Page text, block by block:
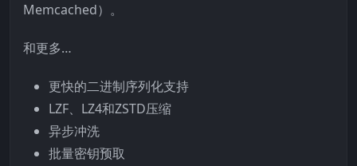
Memcached）。
和更多…
更快的二进制序列化支持
LZF、LZ4和ZSTD压缩
异步冲洗
批量密钥预取